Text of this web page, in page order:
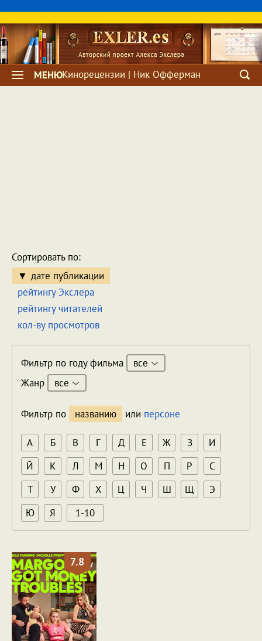
МЕНЮКинорецензии | Ник Офферман
Сортировать по:
дате публикации
рейтингу Экслера
рейтингу читателей
кол-ву просмотров
Фильтр по году фильма
все
Жанр
все
Фильтр по названию или персоне
А Б В Г Д Е Ж З
И
Й
К Л М Н О П Р
С
Т
У Ф Х Ц Ч Ш Щ
Э
Ю
Я 1-10
7.8